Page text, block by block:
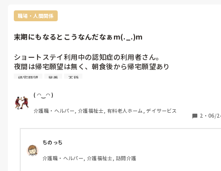
現場のスタッフは毎日迷惑してますけどᕦ(ò_óˇ)ᕤ
お花畑の理想論で介護はできませんm(._.)m
職場・人間関係
末期にもなるとこうなんだなぁm(._.)m
ショートステイ利用中の認知症の利用者さん。
夜間は帰宅願望は無く、朝食後から帰宅願望あり
玄関先に張り付き、「家に帰るから鍵開けてよー」と
す。一緒に施設内をぐるぐる巡り、時々洗濯物を干したり畳んだ
りして何とか休憩時間ギリギリまで対応m(._.)m休憩時間終了間
近になり、勤務態度が悪い新人スタッフが出勤してすぐ、「家に
こっから出れるわけないだろ」と声を荒げるᕦ(ò_óˇ)ᕤ
認知症の利用者さん不穏に拍車が掛かり、玄関戸を全力で叩く、
叫ぶで大変な事になる。
新人スタッフを呼び厳重注意して、日勤者と相談の上
帰宅願望 早番 不穏
( ◠‿◠ )
介護職・ヘルパー, 介護福祉士, 有料老人ホーム, デイサービス
2 ・ 06/
ちのっち
介護職・ヘルパー, 介護福祉士, 訪問介護